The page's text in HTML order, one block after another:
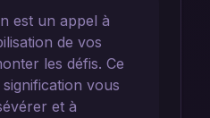
est un appel à
de vos
les défis. Ce
vous
et à